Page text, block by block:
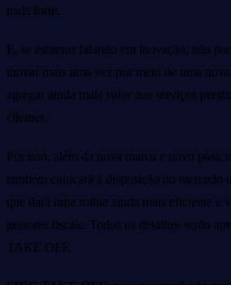
mais forte.
E, se estamos falando em inovação, não
inovar mais uma vez por meio de uma
agregar ainda mais valor aos serviços
clientes.
Por isso, além da nova marca e novo
também colocará à disposição do mercado
que dará uma rotina ainda mais eficiente e
gestores fiscais. Todos os detalhes serão
TAKE OFF.